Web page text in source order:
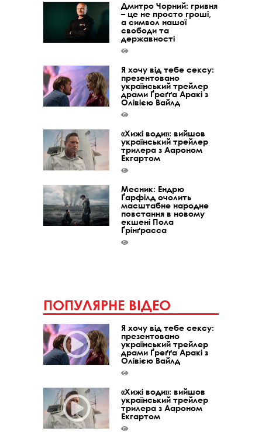
Дмитро Чорний: гривня
– це не просто гроші,
а символ нашої
свободи та
державності
Я хочу від тебе сексу:
презентовано
український трейлер
драми Ґреґґа Аракі з
Олівією Вайлд
«Хижі води»: вийшов
український трейлер
трилера з Аароном
Екгартом
Месник: Ендрю
Ґарфілд очолить
масштабне народне
повстання в новому
екшені Пола
Ґрінґрасса
ПОПУЛЯРНЕ ВІДЕО
Я хочу від тебе сексу:
презентовано
український трейлер
драми Ґреґґа Аракі з
Олівією Вайлд
«Хижі води»: вийшов
український трейлер
трилера з Аароном
Екгартом